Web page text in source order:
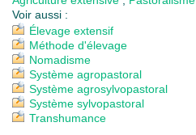
Voir aussi :
Élevage extensif
Méthode d'élevage
Nomadisme
Système agropastoral
Système agrosylvopastoral
Système sylvopastoral
Transhumance